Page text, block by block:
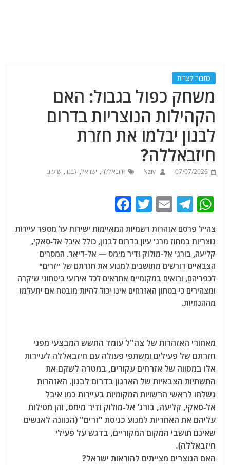
כתבות קצרות
משחק כפול בגבול: האם
הקהילות הנוצריות בדרום
לבנון יבלמו את חזרת
חיזבאללה?
07/07/2026
Nziv חיזבאללה, ישראל, לבנון,שיעים
W
at
s
A
p
p
T
e
g
ra
m
E
ai
l
T
itt
er
c
e
b
o
צה"ל פרסם אזהרות רשמיות המאיימות ישירות על מספר עיירות
נוצריות במחוז מרג' עיון בדרום לבנון,כולל איבל אל-סאקי,
קליעה, בורג' אל-מולוק ודיר מימס — אל-דיאר. המסרים
הצבאיים דורשים מתושבים למנוע את חזרתם של "זרים"
לכפריהם, ורואים במקומיים אחראים לכל אירועי ביטחוני שיקרה
ומצהירים כי בטחון האזרחים אינו יכול להיות מובטח אם יתעלמו
מההנחיות.
מאחורי האזהרות של צה"ל עומד החשש המבצעי מפני
חזרתם של פעילים ומשתפי פעולה עם חיזבאללה לעיירות
אלו במסווה של אזרחים עקורים, במטרה לשקם את
התשתיות הצבאיות של הארגון בדרום לבנון. האזהרות
נשלחו לראשי הרשויות המקומיות בעיירות כמו איבל
אל-סאקי, קליעה, בורג' אל-מולוק ודיר מימס, והן מטילות
עליהם את האחריות למנוע כניסת "זרים" (הכוונה לאנשים
שאינם תושבי המקום המקוריים, בדגש על פעילי
חיזבאללה).
האם הנוצרים מצייתים להוראות ישראל?